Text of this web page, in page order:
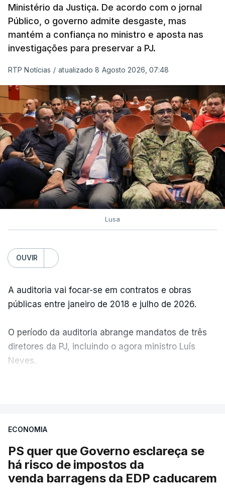
Ministério da Justiça. De acordo com o jornal
Público, o governo admite desgaste, mas
mantém a confiança no ministro e aposta nas
investigações para preservar a PJ.
RTP Notícias / atualizado 8 Agosto 2026, 07:48
Lusa
OUVIR
A auditoria vai focar-se em contratos e obras
públicas entre janeiro de 2018 e julho de 2026.
O período da auditoria abrange mandatos de três
diretores da PJ, incluindo o agora ministro Luís
Neves.
Não há prazos fixados para a conclusão desta
avaliação à Polícia Judiciária.
Do início da polémica com a revelação de obras a
título pessoal, numa propriedade no Alentejo, feitas
ECONOMIA
PS quer que Governo esclareça se
há risco de impostos da
venda barragens da EDP caducarem